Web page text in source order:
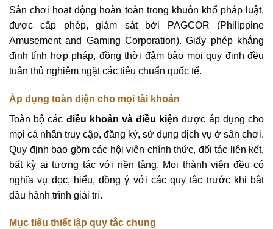
Sân chơi hoạt động hoàn toàn trong khuôn khổ pháp luật,
được cấp phép, giám sát bởi PAGCOR (Philippine
Amusement and Gaming Corporation). Giấy phép khẳng
định tính hợp pháp, đồng thời đảm bảo mọi quy định đều
tuân thủ nghiêm ngặt các tiêu chuẩn quốc tế.
Áp dụng toàn diện cho mọi tài khoản
Toàn bộ các điều khoản và điều kiện được áp dụng cho
mọi cá nhân truy cập, đăng ký, sử dụng dịch vụ ở sân chơi.
Quy định bao gồm các hội viên chính thức, đối tác liên kết,
bất kỳ ai tương tác với nền tảng. Mọi thành viên đều có
nghĩa vụ đọc, hiểu, đồng ý với các quy tắc trước khi bắt
đầu hành trình giải trí.
Mục tiêu thiết lập quy tắc chung